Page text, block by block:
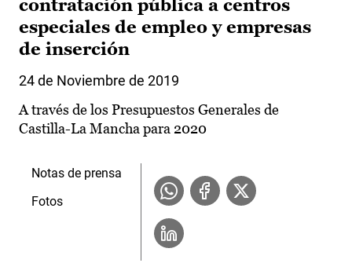
contratación pública a centros
especiales de empleo y empresas
de inserción
24 de Noviembre de 2019
A través de los Presupuestos Generales de
Castilla-La Mancha para 2020
Notas de prensa
Fotos